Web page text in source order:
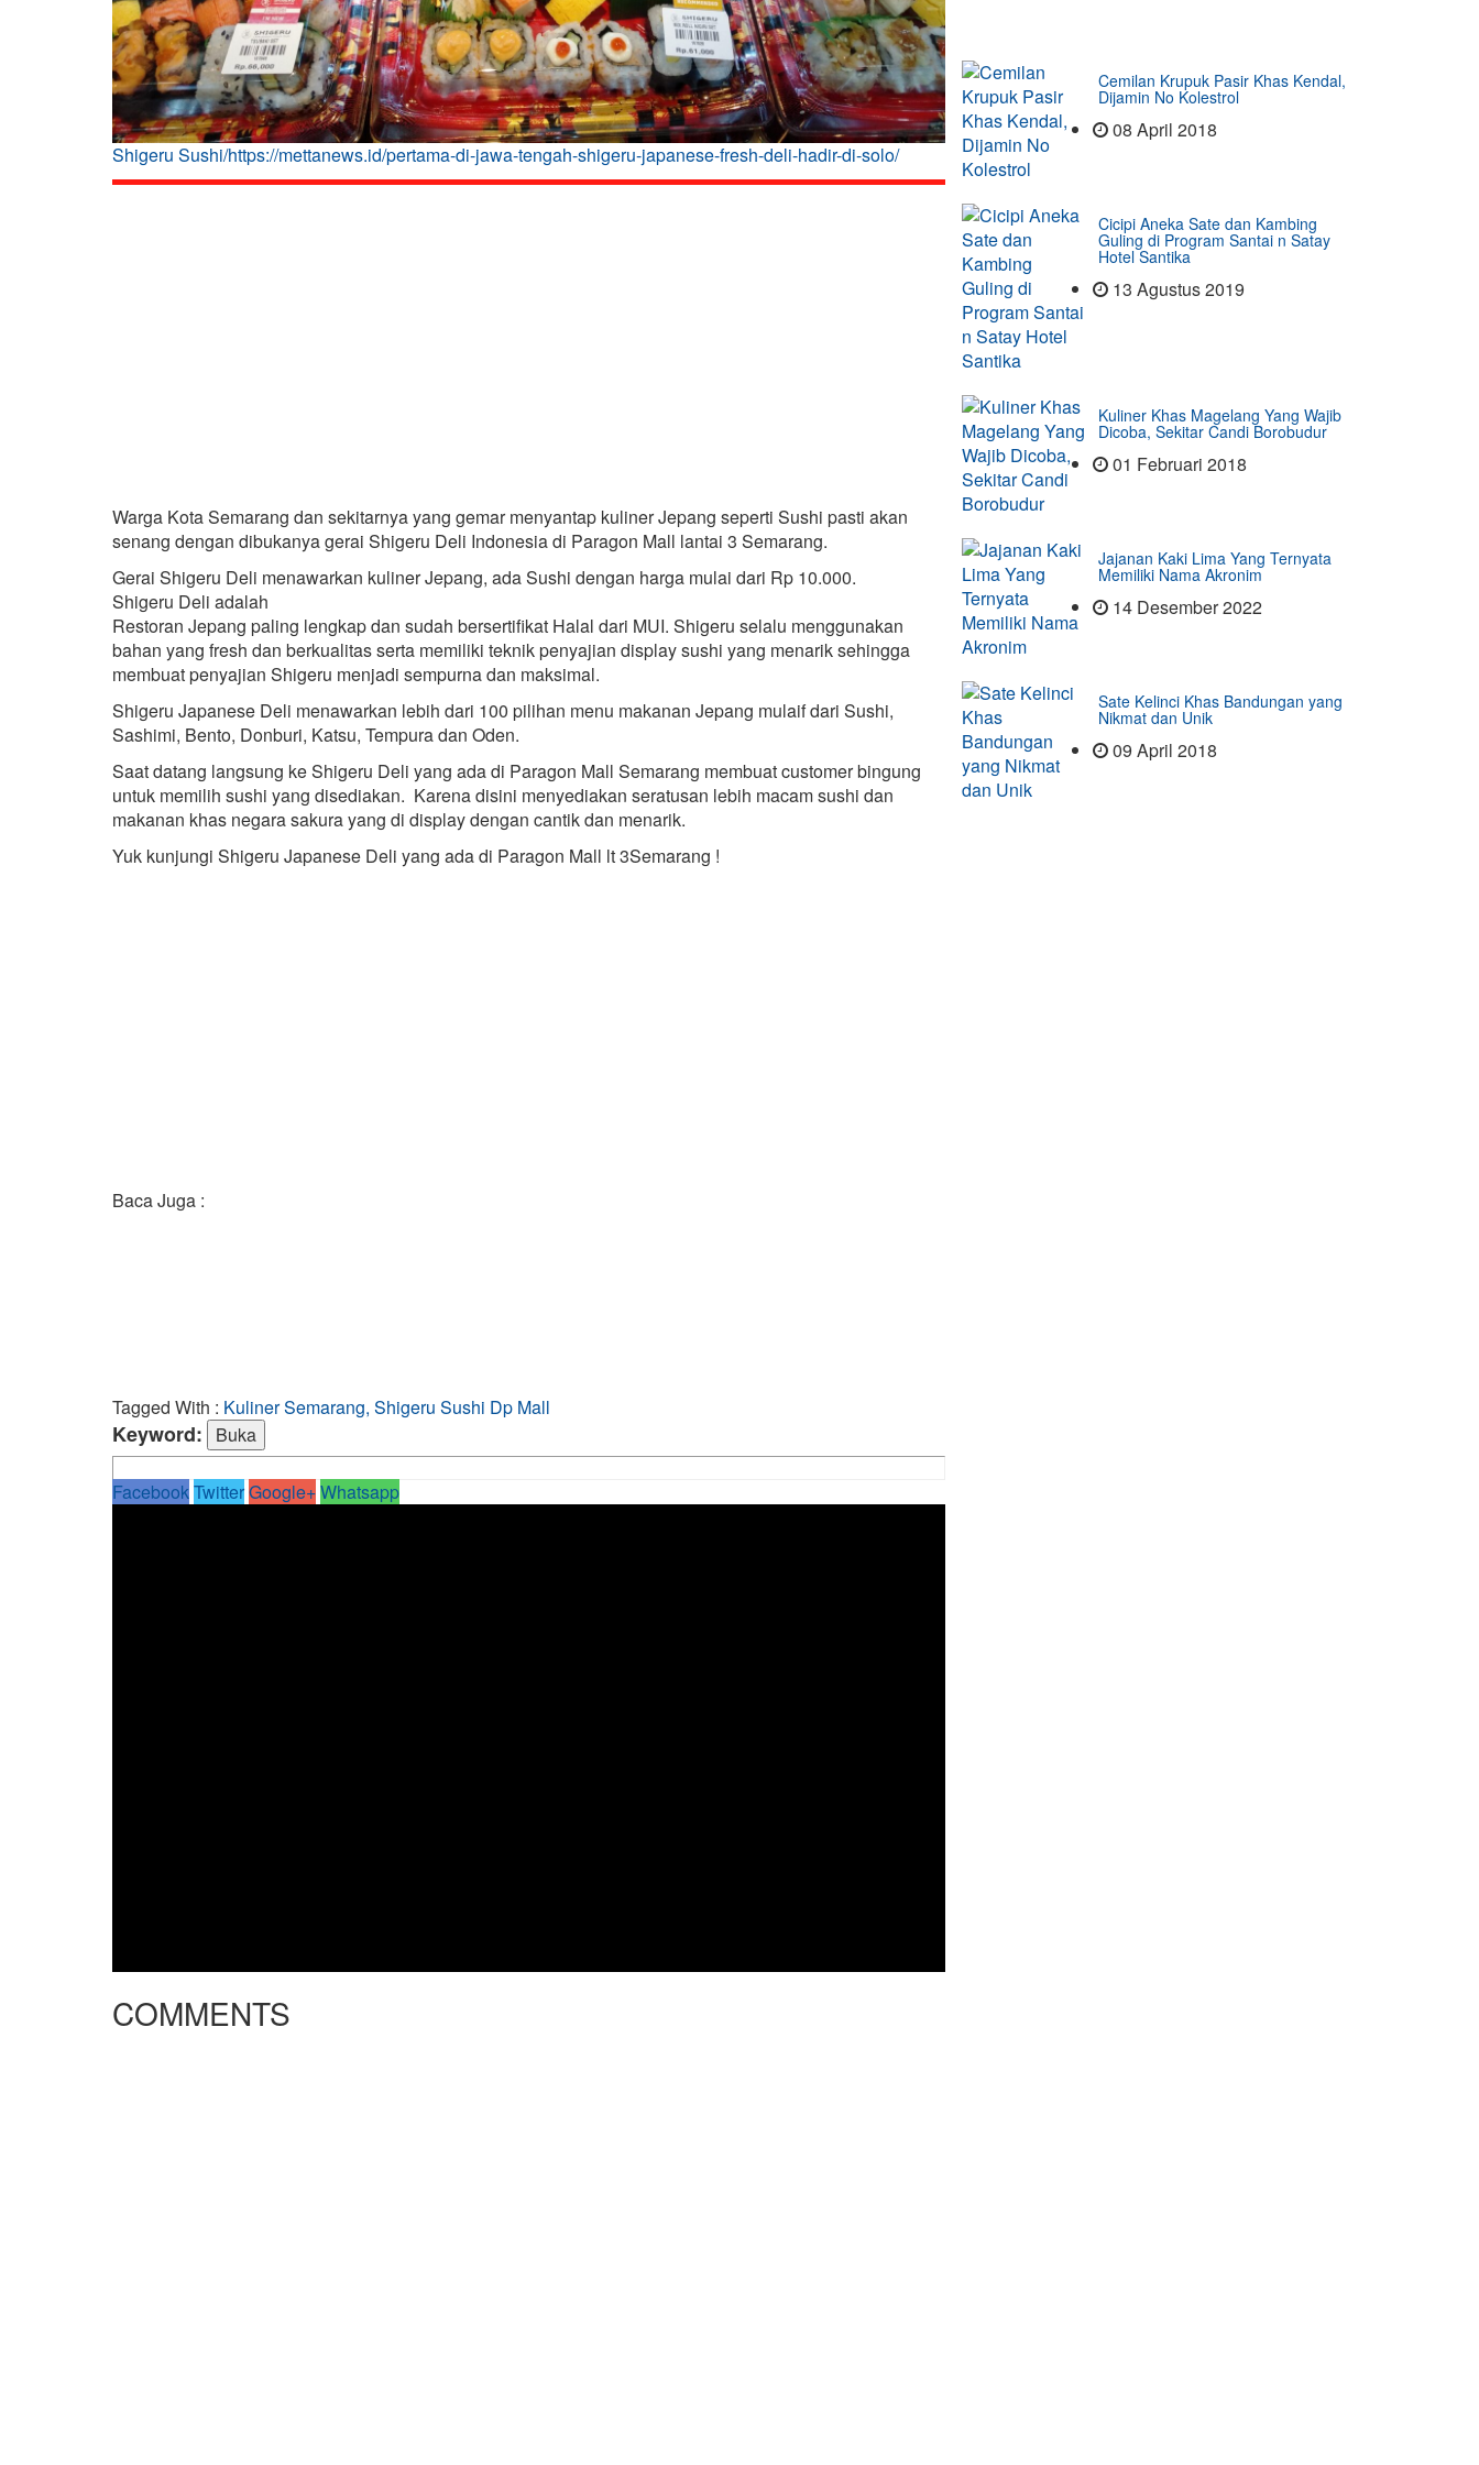
Shigeru Sushi/https://mettanews.id/pertama-di-jawa-tengah-shigeru-japanese-fresh-deli-hadir-di-solo/
Warga Kota Semarang dan sekitarnya yang gemar menyantap kuliner Jepang seperti Sushi pasti akan
senang dengan dibukanya gerai Shigeru Deli Indonesia di Paragon Mall lantai 3 Semarang.
Gerai Shigeru Deli menawarkan kuliner Jepang, ada Sushi dengan harga mulai dari Rp 10.000.
Shigeru Deli adalah
Restoran Jepang paling lengkap dan sudah bersertifikat Halal dari MUI. Shigeru selalu menggunakan
bahan yang fresh dan berkualitas serta memiliki teknik penyajian display sushi yang menarik sehingga
membuat penyajian Shigeru menjadi sempurna dan maksimal.
Shigeru Japanese Deli menawarkan lebih dari 100 pilihan menu makanan Jepang mulaif dari Sushi,
Sashimi, Bento, Donburi, Katsu, Tempura dan Oden.
Saat datang langsung ke Shigeru Deli yang ada di Paragon Mall Semarang membuat customer bingung
untuk memilih sushi yang disediakan. Karena disini menyediakan seratusan lebih macam sushi dan
makanan khas negara sakura yang di display dengan cantik dan menarik.
Yuk kunjungi Shigeru Japanese Deli yang ada di Paragon Mall lt 3Semarang !
Baca Juga :
Tagged With : Kuliner Semarang, Shigeru Sushi Dp Mall
Keyword:
FacebookTwitterGoogle+Whatsapp
COMMENTS
Cemilan Krupuk Pasir Khas Kendal,
Dijamin No Kolestrol
08 April 2018
Cicipi Aneka Sate dan Kambing
Guling di Program Santai n Satay
Hotel Santika
13 Agustus 2019
Kuliner Khas Magelang Yang Wajib
Dicoba, Sekitar Candi Borobudur
01 Februari 2018
Jajanan Kaki Lima Yang Ternyata
Memiliki Nama Akronim
14 Desember 2022
Sate Kelinci Khas Bandungan yang
Nikmat dan Unik
09 April 2018